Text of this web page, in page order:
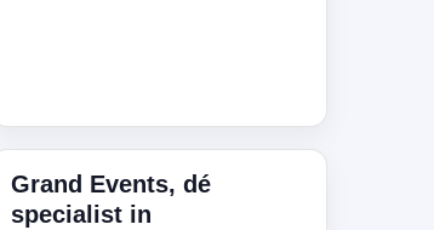
Grand Events, dé
specialist in